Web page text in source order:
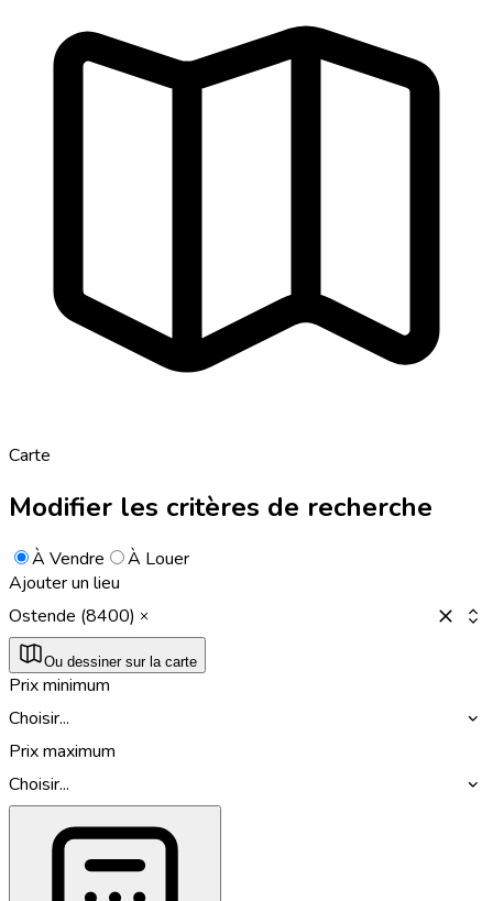
Carte
Modifier les critères de recherche
À Vendre
À Louer
Ajouter un lieu
Ostende (8400)
Ou dessiner sur la carte
Prix minimum
Choisir...
Prix maximum
Choisir...